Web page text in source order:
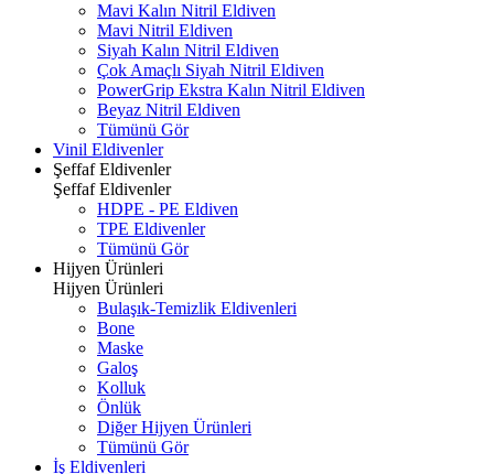
Mavi Kalın Nitril Eldiven
Mavi Nitril Eldiven
Siyah Kalın Nitril Eldiven
Çok Amaçlı Siyah Nitril Eldiven
PowerGrip Ekstra Kalın Nitril Eldiven
Beyaz Nitril Eldiven
Tümünü Gör
Vinil Eldivenler
Şeffaf Eldivenler
Şeffaf Eldivenler
HDPE - PE Eldiven
TPE Eldivenler
Tümünü Gör
Hijyen Ürünleri
Hijyen Ürünleri
Bulaşık-Temizlik Eldivenleri
Bone
Maske
Galoş
Kolluk
Önlük
Diğer Hijyen Ürünleri
Tümünü Gör
İş Eldivenleri